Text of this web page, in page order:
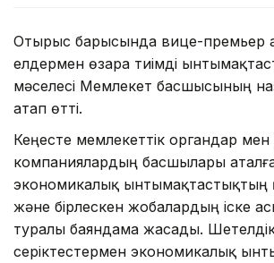
Отырыс барысында вице-премьер
елдермен өзара тиімді
мәселесі Мемлекет басшысының
атап өтті.
Кеңесте мемлекеттік органдар мен
компаниялардың басшылары
экономикалық ынтымақтастықтың
және бірлескен жобалардың іске
туралы баяндама жасады.
серіктестермен экономикалық